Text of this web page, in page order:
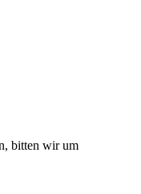
bitten wir um